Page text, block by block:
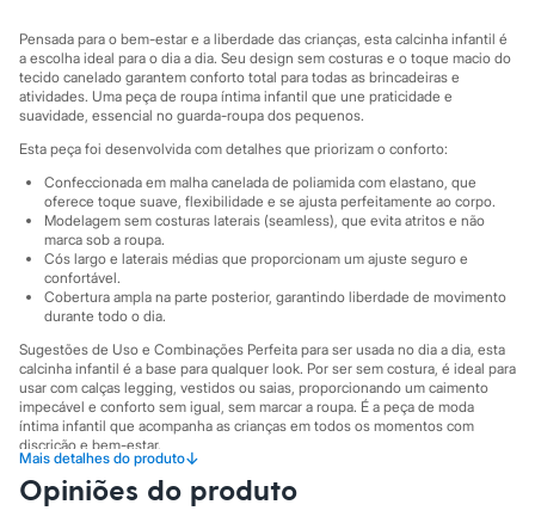
Sapatilhas
Tênis
Marcas
City
Clock House
Sawary
Yessica
Moda esportiva
Acessórios
Blusas
Calçados
Leggings
Shorts e Bermudas
Tops
Moda íntima
Calcinhas
Cintas e Modeladores
Meias
Pijamas
Sutiãs e Tops
Moda praia
Biquínis
Pensada para o bem-estar e a liberdade das crianças, esta calcinha infantil é
a escolha ideal para o dia a dia. Seu design sem costuras e o toque macio do
tecido canelado garantem conforto total para todas as brincadeiras e
atividades. Uma peça de roupa íntima infantil que une praticidade e
suavidade, essencial no guarda-roupa dos pequenos.
Esta peça foi desenvolvida com detalhes que priorizam o conforto:
Confeccionada em malha canelada de poliamida com elastano, que
oferece toque suave, flexibilidade e se ajusta perfeitamente ao corpo.
Modelagem sem costuras laterais (seamless), que evita atritos e não
marca sob a roupa.
Cós largo e laterais médias que proporcionam um ajuste seguro e
confortável.
Cobertura ampla na parte posterior, garantindo liberdade de movimento
durante todo o dia.
Sugestões de Uso e Combinações Perfeita para ser usada no dia a dia, esta
calcinha infantil é a base para qualquer look. Por ser sem costura, é ideal para
usar com calças legging, vestidos ou saias, proporcionando um caimento
impecável e conforto sem igual, sem marcar a roupa. É a peça de moda
íntima infantil que acompanha as crianças em todos os momentos com
discrição e bem-estar.
A gente se encontra na C&A! ❤
Mais detalhes do produto↓
Informacoes gerais:
Opiniões do produto